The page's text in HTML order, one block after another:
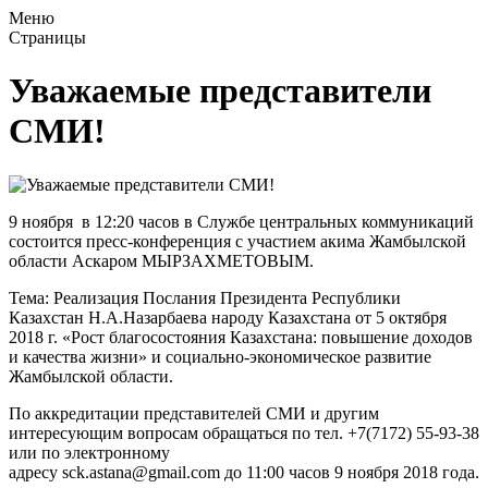
Меню
Страницы
Уважаемые представители
СМИ!
9 ноября в 12:20 часов в Службе центральных коммуникаций
состоится пресс-конференция с участием акима Жамбылской
области Аскаром МЫРЗАХМЕТОВЫМ.
Тема: Реализация Послания Президента Республики
Казахстан Н.А.Назарбаева народу Казахстана от 5 октября
2018 г. «Рост благосостояния Казахстана: повышение доходов
и качества жизни» и социально-экономическое развитие
Жамбылской области.
По аккредитации представителей СМИ и другим
интересующим вопросам обращаться по тел. +7(7172) 55-93-38
или по электронному
адресу sck.astana@gmail.com до 11:00 часов 9 ноября 2018 года.